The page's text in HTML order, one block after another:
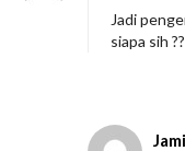
r
Jadi
siapa sih